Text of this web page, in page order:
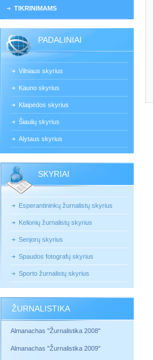
TIKRINIMAMS
PADALINIAI
Vilniaus skyrius
Kauno skyrius
Klaipėdos skyrius
Šiaulių skyrius
Alytaus skyrius
SKYRIAI
Esperantininkų žurnalistų skyrius
Kelionių žurnalistų skyrius
Senjorų skyrius
Spaudos fotografų skyrius
Sporto žurnalistų skyrius
ŽURNALISTIKA
Almanachas "Žurnalistika 2008"
Almanachas "Žurnalistika 2009"